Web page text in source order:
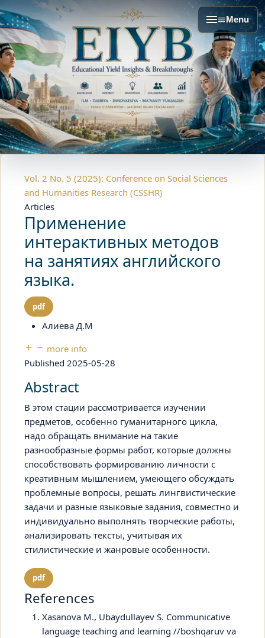
Menu
Vol. 2 No. 5 (2025): Conference on Social Sciences
and Humanities Research (CSSHR)
Articles
Применение
интерактивных методов
на занятиях английского
языка.
pdf
Алиева Д.М
more info
Published 2025-05-28
Abstract
В этом стации рассмотривается изучении
предметов, особенно гуманитарного цикла,
надо обращать внимание на такие
разнообразные формы работ, которые должны
способствовать формированию личности с
креативным мышлением, умеющего обсуждать
проблемные вопросы, решать лингвистические
задачи и разные языковые задания, совместно и
индивидуально выполнять творческие работы,
анализировать тексты, учитывая их
стилистические и жанровые особенности.
pdf
References
Xasanova M., Ubaydullayev S. Communicative
language teaching and learning //boshqaruv va